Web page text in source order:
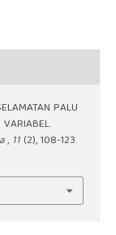
PALU
, 11 (2), 108-123.